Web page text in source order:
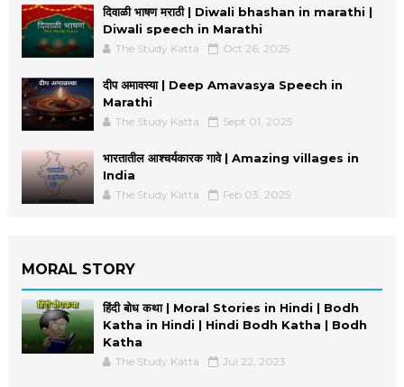
दिवाळी भाषण मराठी | Diwali bhashan in marathi |
Diwali speech in Marathi
The Study Katta Oct 26, 2025
दीप अमावस्या | Deep Amavasya Speech in
Marathi
The Study Katta Sept 01, 2025
भारतातील आश्चर्यकारक गावे | Amazing villages in
India
The Study Katta Feb 03, 2025
MORAL STORY
हिंदी बोध कथा | Moral Stories in Hindi | Bodh
Katha in Hindi | Hindi Bodh Katha | Bodh
Katha
The Study Katta Jul 22, 2023